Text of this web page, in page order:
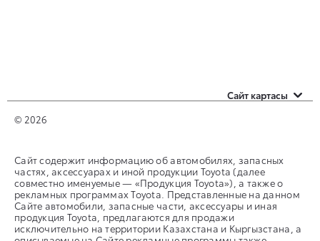
Сайт картасы
Автомобили с пробегом
Контакты
© 2026
Сайт содержит информацию об автомобилях, запасных
частях, аксессуарах и иной продукции Toyota (далее
совместно именуемые — «Продукция Toyota»), а также о
рекламных программах Toyota. Представленные на данном
Сайте автомобили, запасные части, аксессуары и иная
продукция Toyota, предлагаются для продажи
исключительно на территории Казахстана и Кыргызстана, а